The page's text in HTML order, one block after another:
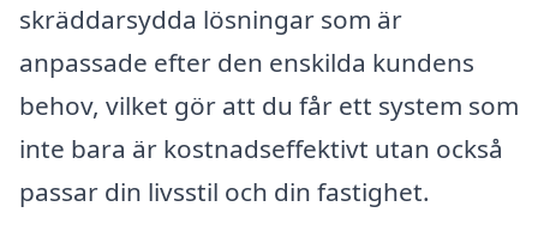
skräddarsydda lösningar som är
anpassade efter den enskilda kundens
behov, vilket gör att du får ett system som
inte bara är kostnadseffektivt utan också
passar din livsstil och din fastighet.